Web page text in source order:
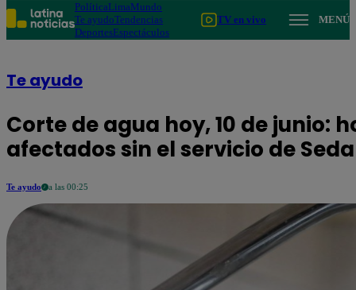
PolíticaLimaMundo
Te ayudoTendencias
DeportesEspectáculos
TV en vivo MENÚ
Te ayudo
Corte de agua hoy, 10 de junio:
afectados sin el servicio de
Te ayudo a las 00:25